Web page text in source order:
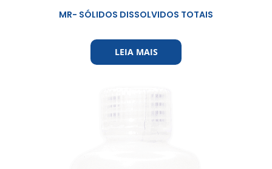
MR- SÓLIDOS DISSOLVIDOS TOTAIS
LEIA MAIS